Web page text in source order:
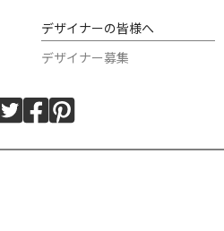
デザイナーの皆様へ
デザイナー募集